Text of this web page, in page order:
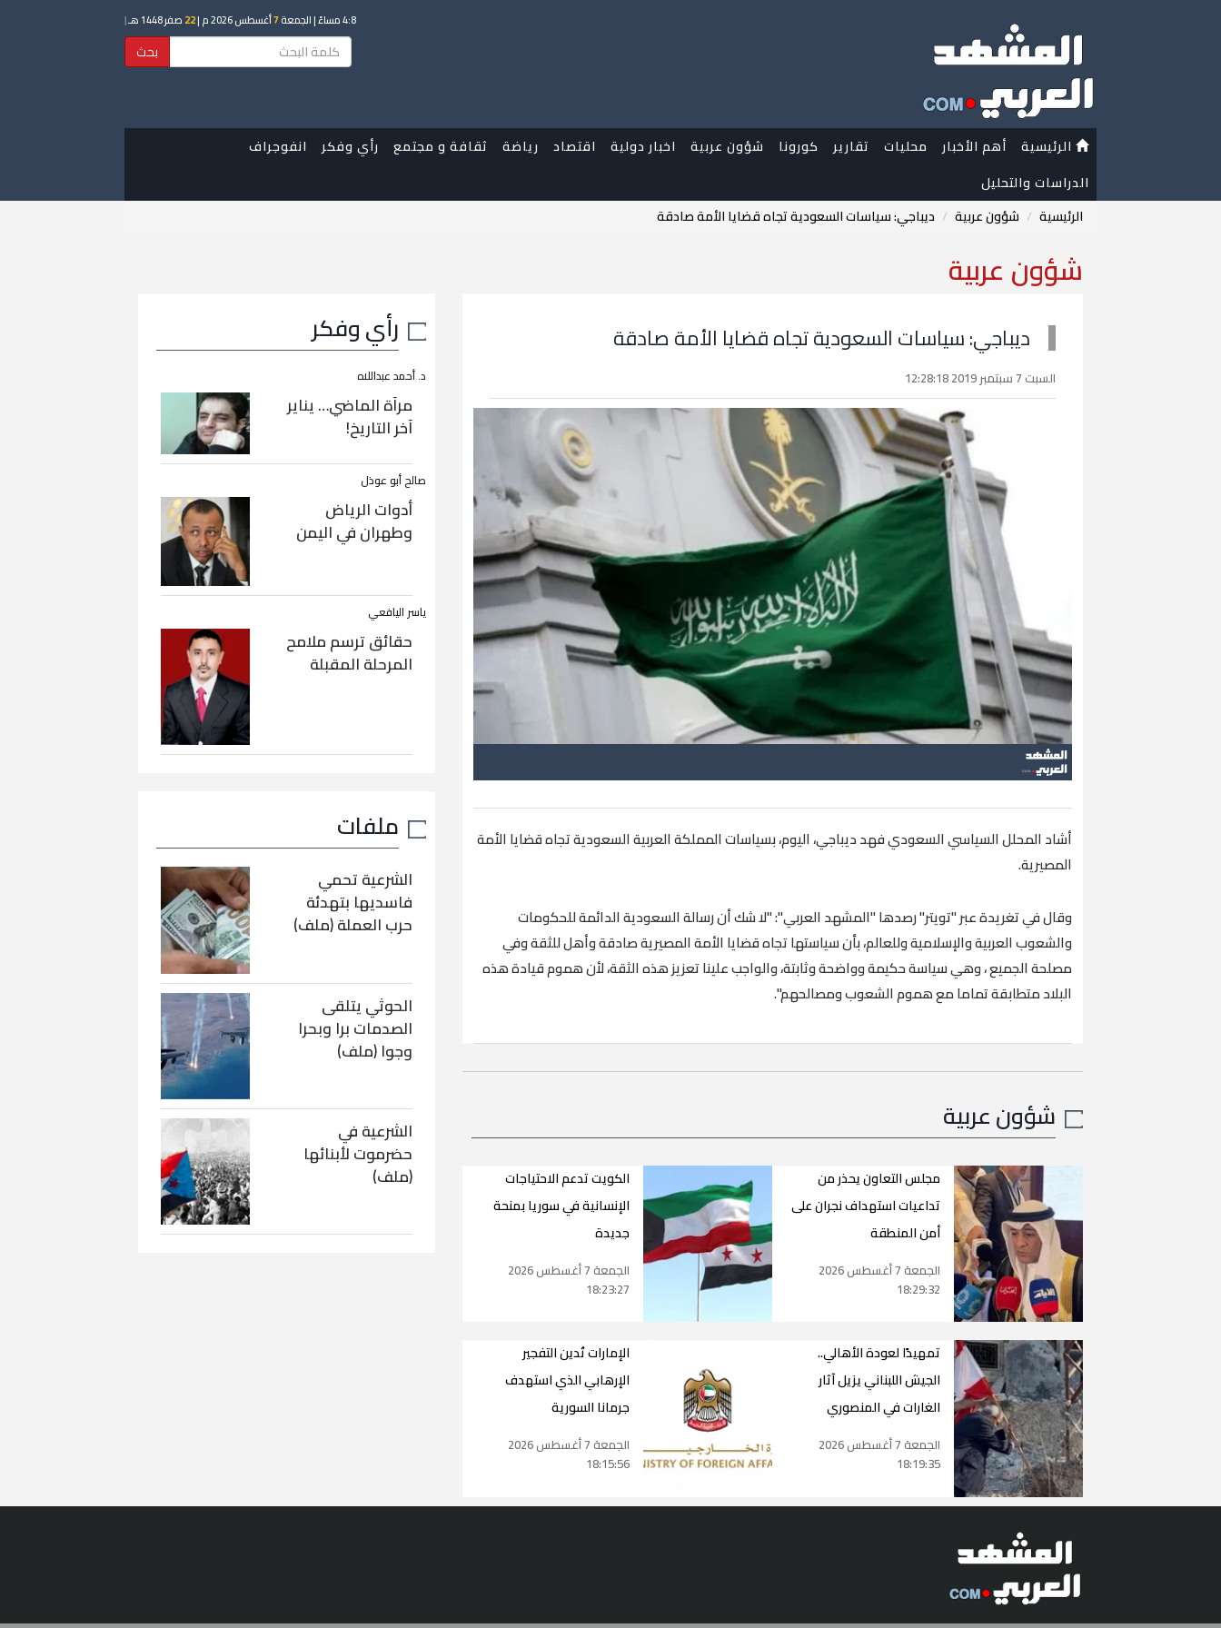
4:8 مساءً | الجمعة7أغسطس 2026 م | 22 صفر 1448 هـ |
بحث
الرئيسية أهم الأخبار محليات تقارير كورونا شؤون عربية اخبار دولية اقتصاد رياضة ثقافة و مجتمع رأي وفكر
انفوجراف
الدراسات والتحليل
الرئيسية
شؤون عربية ديباجي: سياسات السعودية تجاه قضايا الأمة صادقة
شؤون عربية
ديباجي: سياسات السعودية تجاه قضايا الأمة صادقة
السبت 7 سبتمبر 2019 12:28:18
أشاد المحلل السياسي السعودي فهد ديباجي، اليوم، بسياسات المملكة العربية السعودية تجاه قضايا الأمة
المصيرية.
وقال في تغريدة عبر "تويتر" رصدها "المشهد العربي": "لا شك أن رسالة السعودية الدائمة للحكومات
والشعوب العربية والإسلامية وللعالم، بأن سياستها تجاه قضايا الأمة المصيرية صادقة وأهل للثقة وفي
مصلحة الجميع ، وهي سياسة حكيمة وواضحة وثابتة، والواجب علينا تعزيز هذه الثقة، لأن هموم قيادة هذه
البلاد متطابقة تماما مع هموم الشعوب ومصالحهم".
شؤون عربية
مجلس التعاون يحذر من
تداعيات استهداف نجران على
أمن المنطقة
الجمعة 7 أغسطس 2026
18:29:32
الكويت تدعم الاحتياجات
الإنسانية في سوريا بمنحة
جديدة
الجمعة 7 أغسطس 2026
18:23:27
تمهيدًا لعودة الأهالي..
الجيش اللبناني يزيل آثار
الغارات في المنصوري
الجمعة 7 أغسطس 2026
18:19:35
الإمارات تُدين التفجير
الإرهابي الذي استهدف
جرمانا السورية
الجمعة 7 أغسطس 2026
18:15:56
رأي وفكر
د. أحمد عبداللاه
مرآة الماضي… يناير
آخر التاريخ!
صالح أبو عوذل
أدوات الرياض
وطهران في اليمن
ياسر اليافعي
حقائق ترسم ملامح
المرحلة المقبلة
ملفات
الشرعية تحمي
فاسديها بتهدئة
حرب العملة (ملف)
الحوثي يتلقى
الصدمات برا وبحرا
وجوا (ملف)
الشرعية في
حضرموت لأبنائها
(ملف)